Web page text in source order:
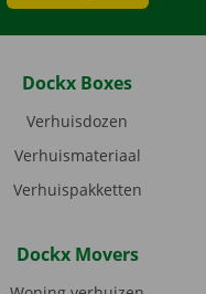
Dockx Boxes
Verhuisdozen
Verhuismateriaal
Verhuispakketten
Dockx Movers